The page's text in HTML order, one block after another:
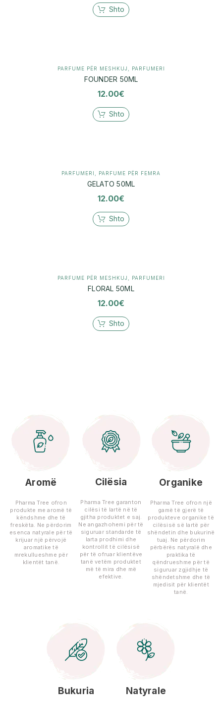
Shto
PARFUME PËR MESHKUJ PARFUMERI
FOUNDER 50ML
12.00€
Shto
PARFUMERI PARFUME PËR FEMRA
GELATO 50ML
12.00€
Shto
PARFUME PËR MESHKUJ PARFUMERI
FLORAL 50ML
12.00€
Shto
Aromë
Pharma Tree ofron
produkte me aromë të
këndshme dhe të
freskëta. Ne përdorim
esenca natyrale për të
krijuar një përvojë
aromatike të
mrekullueshme për
klientët tanë.
Cilësia
Pharma Tree garanton
cilësi të lartë në të
gjitha produktet e saj.
Ne angazhohemi për të
siguruar standarde të
larta prodhimi dhe
kontrollit të cilësisë
për të ofruar klientëve
tanë vetëm produktet
më të mira dhe më
efektive.
Organike
Pharma Tree ofron një
gamë të gjerë të
produkteve organike të
cilësisë së lartë për
shëndetin dhe bukurinë
tuaj. Ne përdorim
përbërës natyralë dhe
praktika të
qëndrueshme për të
siguruar zgjidhje të
shëndetshme dhe të
mjedisit për klientët
tanë.
Bukuria Natyrale